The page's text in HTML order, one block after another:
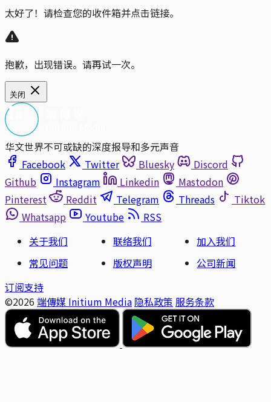
太好了！请检查您的收件箱并点击链接。
抱歉，出现错误。请再试一次。
关闭
华文世界不可或缺的深度报导和多元声音
Facebook
Twitter Bluesky
Discord
Github
Instagram Linkedin
Mastodon
Pinterest
Reddit Telegram Threads
Tiktok
Whatsapp
Youtube
RSS
关于我们
联络我们
加入我们
常见问题
版权声明
公司新闻
订阅支持
©2026 端傳媒 Initium Media 隐私政策 服务条款